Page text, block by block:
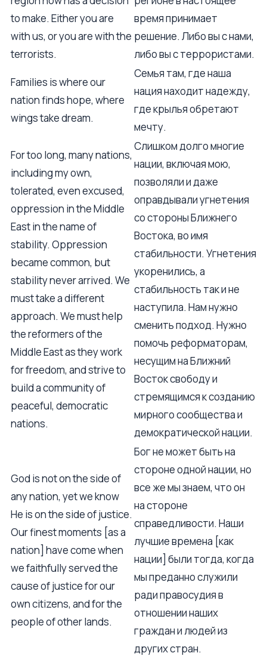
to make. Either you are
with us, or you are with the
terrorists.
время принимает
решение. Либо вы с нами,
либо вы с террористами.
Families is where our
nation finds hope, where
wings take dream.
Семья там, где наша
нация находит надежду,
где крылья обретают
мечту.
For too long, many nations,
including my own,
tolerated, even excused,
oppression in the Middle
East in the name of
stability. Oppression
became common, but
stability never arrived. We
must take a different
approach. We must help
the reformers of the
Middle East as they work
for freedom, and strive to
build a community of
peaceful, democratic
nations.
Слишком долго многие
нации, включая мою,
позволяли и даже
оправдывали угнетения
со стороны Ближнего
Востока, во имя
стабильности. Угнетения
укоренились, а
стабильность так и не
наступила. Нам нужно
сменить подход. Нужно
помочь реформаторам,
несущим на Ближний
Восток свободу и
стремящимся к созданию
мирного сообщества и
демократической нации.
God is not on the side of
any nation, yet we know
He is on the side of justice.
Our finest moments [as a
nation] have come when
we faithfully served the
cause of justice for our
own citizens, and for the
people of other lands.
Бог не может быть на
стороне одной нации, но
все же мы знаем, что он
на стороне
справедливости. Наши
лучшие времена [как
нации] были тогда, когда
мы преданно служили
ради правосудия в
отношении наших
граждан и людей из
других стран.